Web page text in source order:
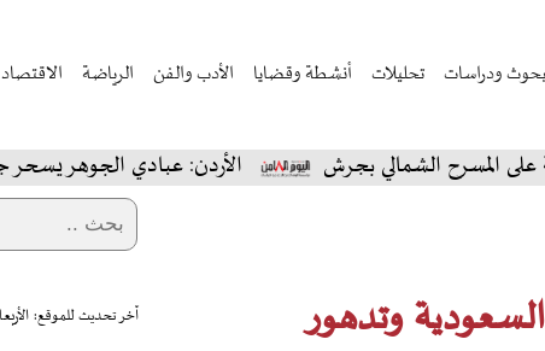
بحوث ودراسات تحليلات أنشطة وقضايا الأدب والفن الرياضة الاقتصاد
بجرش الأردن: عبادي الجوهر يسحر جمهور جرش في
وتدهور
آخر تحديث للموقع: الأربعاء ٠٥ أغسطس